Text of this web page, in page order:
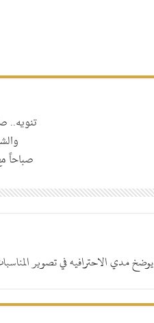
تنويه..
صباحاً
مدي الاحترافيه في تصوير